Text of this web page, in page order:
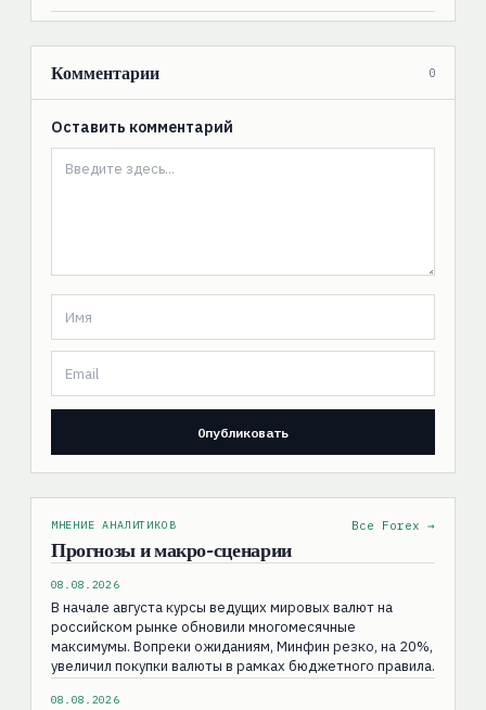
Комментарии 0
Оставить комментарий
МНЕНИЕ АНАЛИТИКОВ
Прогнозы и макро-сценарии
Все Forex →
08.08.2026
В начале августа курсы ведущих мировых валют на
российском рынке обновили многомесячные
максимумы. Вопреки ожиданиям, Минфин резко, на 20%,
увеличил покупки валюты в рамках бюджетного правила.
08.08.2026